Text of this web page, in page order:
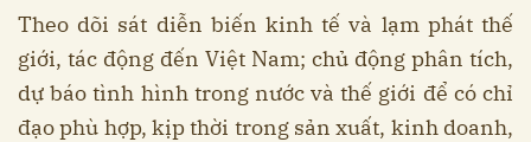
Theo dõi sát diễn biến kinh tế và lạm phát thế
giới, tác động đến Việt Nam; chủ động phân tích,
dự báo tình hình trong nước và thế giới để có chỉ
đạo phù hợp, kịp thời trong sản xuất, kinh doanh,